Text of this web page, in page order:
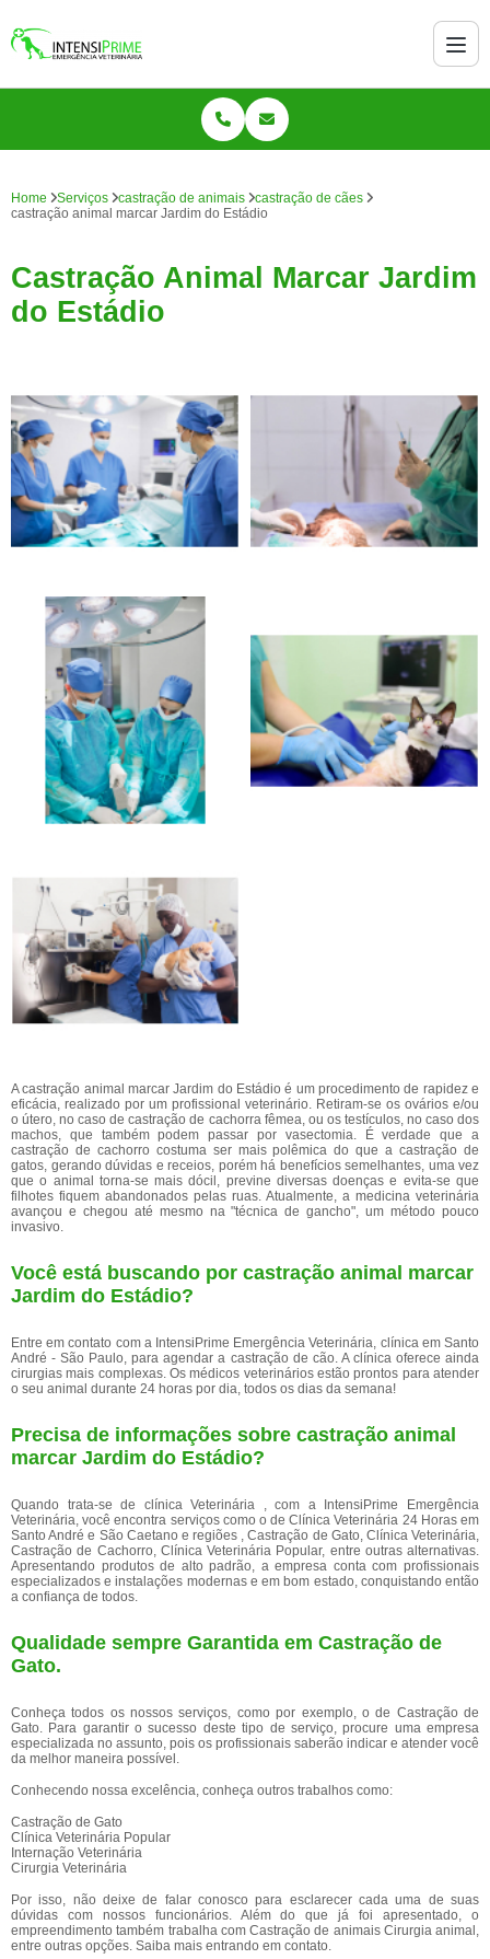
Home Serviços castração de animais
castração de cães
castração animal marcar Jardim do Estádio
Castração Animal Marcar Jardim
do Estádio
A castração animal marcar Jardim do Estádio é um procedimento de rapidez e
eficácia, realizado por um profissional veterinário. Retiram-se os ovários e/ou
o útero, no caso de castração de cachorra fêmea, ou os testículos, no caso dos
machos, que também podem passar por vasectomia. É verdade que a
castração de cachorro costuma ser mais polêmica do que a castração de
gatos, gerando dúvidas e receios, porém há benefícios semelhantes, uma vez
que o animal torna-se mais dócil, previne diversas doenças e evita-se que
filhotes fiquem abandonados pelas ruas. Atualmente, a medicina veterinária
avançou e chegou até mesmo na "técnica de gancho", um método pouco
invasivo.
Você está buscando por castração animal marcar
Jardim do Estádio?
Entre em contato com a IntensiPrime Emergência Veterinária, clínica em Santo
André - São Paulo, para agendar a castração de cão. A clínica oferece ainda
cirurgias mais complexas. Os médicos veterinários estão prontos para atender
o seu animal durante 24 horas por dia, todos os dias da semana!
Precisa de informações sobre castração animal
marcar Jardim do Estádio?
Quando trata-se de clínica Veterinária , com a IntensiPrime Emergência
Veterinária, você encontra serviços como o de Clínica Veterinária 24 Horas em
Santo André e São Caetano e regiões , Castração de Gato, Clínica Veterinária,
Castração de Cachorro, Clínica Veterinária Popular, entre outras alternativas.
Apresentando produtos de alto padrão, a empresa conta com profissionais
especializados e instalações modernas e em bom estado, conquistando então
a confiança de todos.
Qualidade sempre Garantida em Castração de
Gato.
Conheça todos os nossos serviços, como por exemplo, o de Castração de
Gato. Para garantir o sucesso deste tipo de serviço, procure uma empresa
especializada no assunto, pois os profissionais saberão indicar e atender você
da melhor maneira possível.
Conhecendo nossa excelência, conheça outros trabalhos como:
Castração de Gato
Clínica Veterinária Popular
Internação Veterinária
Cirurgia Veterinária
Por isso, não deixe de falar conosco para esclarecer cada uma de suas
dúvidas com nossos funcionários. Além do que já foi apresentado, o
empreendimento também trabalha com Castração de animais Cirurgia animal,
entre outras opções. Saiba mais entrando em contato.